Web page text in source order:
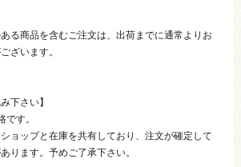
ある商品を含むご注文は、出荷までに通常よりお
ざいます。
下さい】
です。
ョップと在庫を共有しており、注文が確定して
ります。予めご了承下さい。